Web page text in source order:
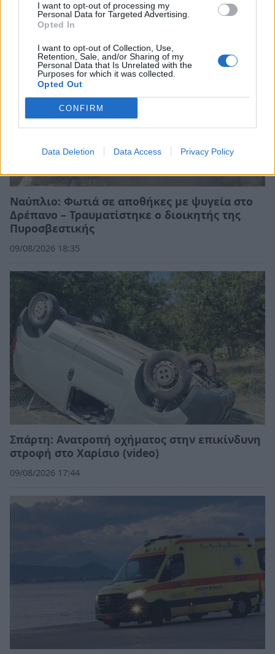
I want to opt-out of processing my
Personal Data for Targeted Advertising.
Opted In
I want to opt-out of Collection, Use,
Retention, Sale, and/or Sharing of my
Personal Data that Is Unrelated with the
Purposes for which it was collected.
Opted Out
CONFIRM
Data Deletion Data Access Privacy Policy
Ναύπλιο: Φωτιά σε αποθήκες με ψυγεία στο
Δρέπανο – Τραυματίστηκε ο διοικητής της
Πυροσβεστικής
09/08/2026 18:35
Σπάρτη: Ανατροπή οχήματος στην επικίνδυνη
στροφή στο Χαρίσιο (video)
09/08/2026 17:44